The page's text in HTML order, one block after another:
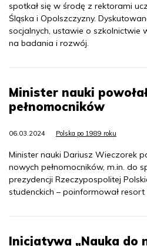
spotkał się w środę z rektorami
Śląska i Opolszczyzny.
socjalnych, ustawie o szkolnictwie
na badania i rozwój.
Minister nauki
pełnomocników
06.03.2024 Polska po 1989 roku
Minister nauki Dariusz Wieczorek
nowych pełnomocników, m.in. do
prezydencji Rzeczypospolitej
studenckich – poinformował
Inicjatywa „Nauka do